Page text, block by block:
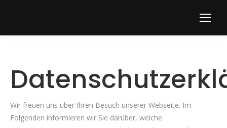
Wir freuen uns über Ihren Besuch unserer Webseite. Im
Folgenden informieren wir Sie darüber, welche